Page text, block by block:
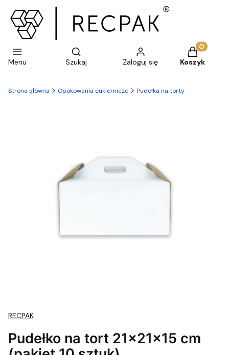
Menu
Otwórz wyszukiwarkę
Szukaj Zaloguj się
Produkty
Koszyk
Strona główna Opakowania cukiernicze Pudełka na torty
RECPAK
Pudełko na tort 21x21x15 cm